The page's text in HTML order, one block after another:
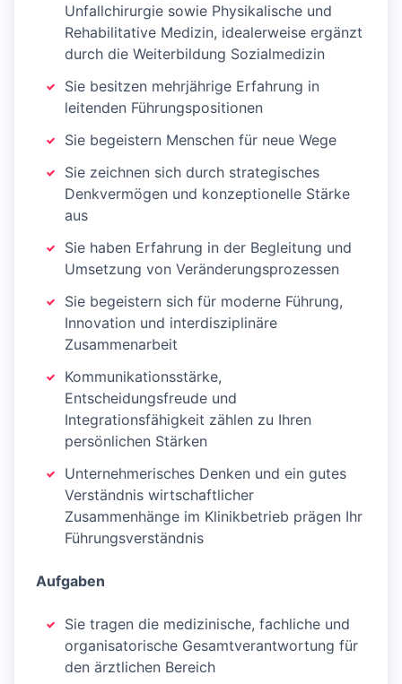
Unfallchirurgie sowie Physikalische und
Rehabilitative Medizin, idealerweise ergänzt
durch die Weiterbildung Sozialmedizin
Sie besitzen mehrjährige Erfahrung in
leitenden Führungspositionen
Sie begeistern Menschen für neue Wege
Sie zeichnen sich durch strategisches
Denkvermögen und konzeptionelle Stärke
aus
Sie haben Erfahrung in der Begleitung und
Umsetzung von Veränderungsprozessen
Sie begeistern sich für moderne Führung,
Innovation und interdisziplinäre
Zusammenarbeit
Kommunikationsstärke,
Entscheidungsfreude und
Integrationsfähigkeit zählen zu Ihren
persönlichen Stärken
Unternehmerisches Denken und ein gutes
Verständnis wirtschaftlicher
Zusammenhänge im Klinikbetrieb prägen Ihr
Führungsverständnis
Aufgaben
Sie tragen die medizinische, fachliche und
organisatorische Gesamtverantwortung für
den ärztlichen Bereich